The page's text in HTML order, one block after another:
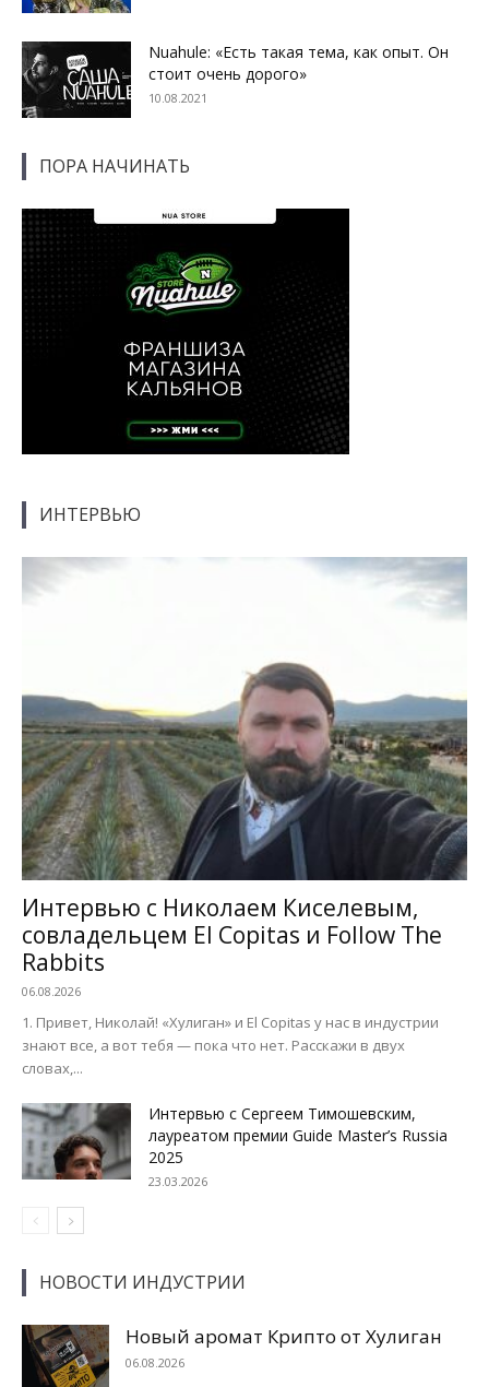
Nuahule: «Есть такая тема, как опыт. Он
стоит очень дорого»
10.08.2021
ПОРА НАЧИНАТЬ
ИНТЕРВЬЮ
Интервью с Николаем Киселевым,
совладельцем El Copitas и Follow The
Rabbits
06.08.2026
1. Привет, Николай! «Хулиган» и El Copitas у нас в индустрии
знают все, а вот тебя — пока что нет. Расскажи в двух
словах,...
Интервью с Сергеем Тимошевским,
лауреатом премии Guide Master’s Russia
2025
23.03.2026
НОВОСТИ ИНДУСТРИИ
Новый аромат Крипто от Хулиган
06.08.2026